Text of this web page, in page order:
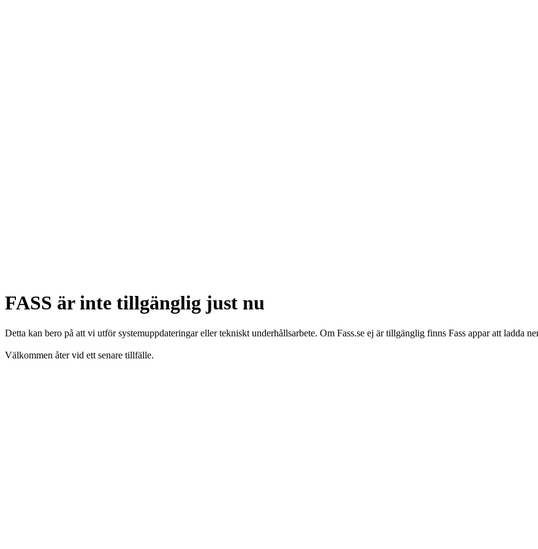
FASS är inte tillgänglig just nu
Detta kan bero på att vi utför systemuppdateringar eller tekniskt underhållsarbete. Om Fass.se ej är tillgänglig finns Fass appar att ladda
Välkommen åter vid ett senare tillfälle.